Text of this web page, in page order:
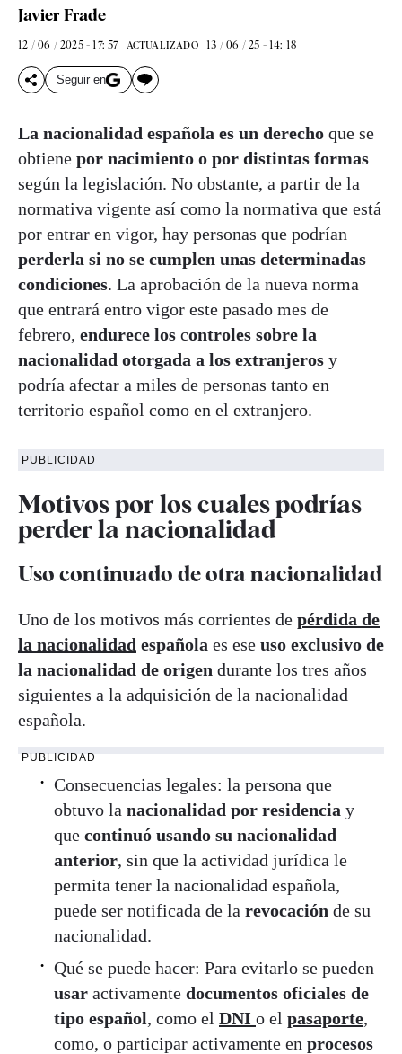
Javier Frade
12 / 06 / 2025 - 17: 57 ACTUALIZADO 13 / 06 / 25 - 14: 18
Seguir en
La nacionalidad española es un derecho que se
obtiene por nacimiento o por distintas formas
según la legislación. No obstante, a partir de la
normativa vigente así como la normativa que está
por entrar en vigor, hay personas que podrían
perderla si no se cumplen unas determinadas
condiciones. La aprobación de la nueva norma
que entrará entro vigor este pasado mes de
febrero, endurece los controles sobre la
nacionalidad otorgada a los extranjeros y
podría afectar a miles de personas tanto en
territorio español como en el extranjero.
PUBLICIDAD
Motivos por los cuales podrías
perder la nacionalidad
Uso continuado de otra nacionalidad
Uno de los motivos más corrientes de pérdida de
la nacionalidad española es ese uso exclusivo de
la nacionalidad de origen durante los tres años
siguientes a la adquisición de la nacionalidad
española.
PUBLICIDAD
Consecuencias legales: la persona que
obtuvo la nacionalidad por residencia y
que continuó usando su nacionalidad
anterior, sin que la actividad jurídica le
permita tener la nacionalidad española,
puede ser notificada de la revocación de su
nacionalidad.
Qué se puede hacer: Para evitarlo se pueden
usar activamente documentos oficiales de
tipo español, como el DNI o el pasaporte,
como, o participar activamente en procesos